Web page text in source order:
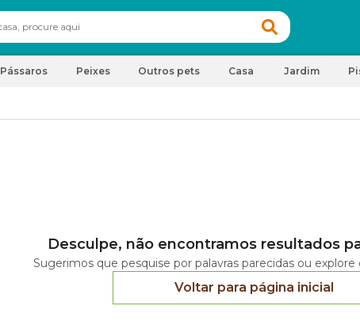
Pássaros Peixes Outros pets Casa Jardim
Desculpe, não encontramos resultados
Sugerimos que pesquise por palavras parecidas ou explore
Voltar para página inicial